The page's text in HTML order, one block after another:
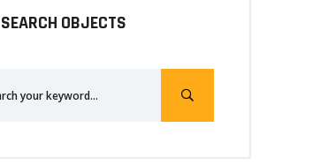
SEARCH OBJECTS